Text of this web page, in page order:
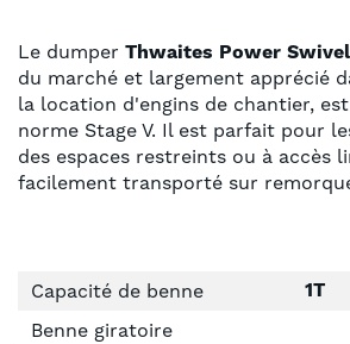
the
images
gallery
Le dumper Thwaites Power
du marché et largement apprécié
la location d'engins de chantier,
norme Stage V. Il est parfait pour
des espaces restreints ou à accès
facilement transporté sur
Capacité de benne 1T
Benne giratoire